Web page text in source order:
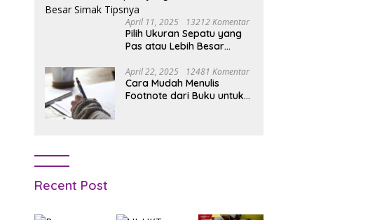
April 11, 2025 13212 Komentar
Pilih Ukuran Sepatu yang
Pas atau Lebih Besar
April 22, 2025 12481 Komentar
Cara Mudah Menulis
Footnote dari Buku untuk
Recent Post